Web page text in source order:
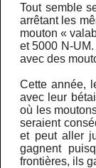
Tout semble
arrêtant les
mouton «
et 5000 N-
avec des
Cette année,
avec leur
où les
seraient
et peut aller
gagnent
frontières, ils